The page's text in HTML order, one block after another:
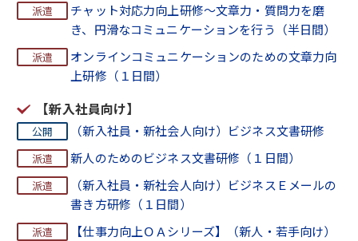
チャット対応力向上研修～文章力・質問力を磨
き、円滑なコミュニケーションを行う（半日間）
オンラインコミュニケーションのための文章力向
上研修（１日間）
【新入社員向け】
（新入社員・新社会人向け）ビジネス文書研修
新人のためのビジネス文書研修（１日間）
（新入社員・新社会人向け）ビジネスＥメールの
書き方研修（１日間）
【仕事力向上ＯＡシリーズ】（新人・若手向け）